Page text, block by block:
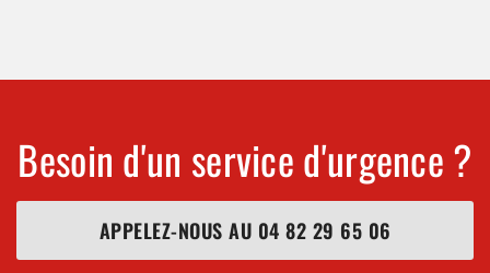
Besoin d'un service d'urgence ?
APPELEZ-NOUS AU 04 82 29 65 06